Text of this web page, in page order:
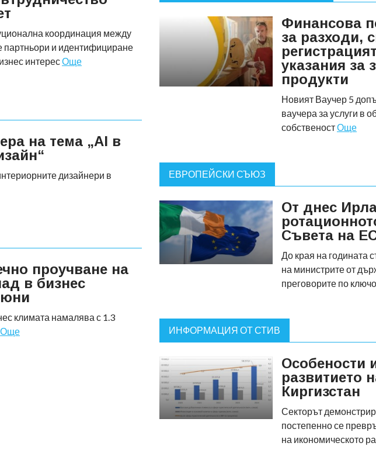
координация между
партньори и идентифициране
интересОще
на тема „AI в
дизайнери в
проучване на
в бизнес
юни
климата намалява с 1.3
Още
Финансова
за разходи,
указания за
продукти
Новият Ваучер 5
ваучера за услуги в
собственостОще
ЕВРОПЕЙСКИ СЪЮЗ
От днес
Съвета на
До края на годината
на министрите от
преговорите по
ИНФОРМАЦИЯ ОТ СТИВ
Особености
развитието
Киргизстан
Секторът
постепенно се
на икономическото